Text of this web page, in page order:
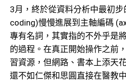
3月，終於從資料分析中最初
coding)慢慢進展到主軸編碼
專有名詞，其實指的不外乎是
的過程。在真正開始操作之前
習資源，但網路、書本上添天
還不如仁傑和思圓直接在醫教